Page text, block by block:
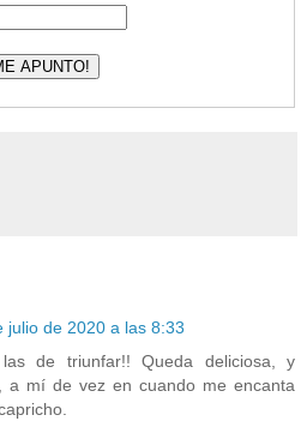
julio de 2020 a las 8:33
de triunfar!! Queda deliciosa, y
a mí de vez en cuando me encanta